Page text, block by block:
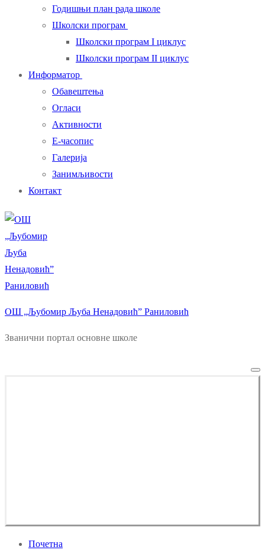
Годишњи план рада школе
Школски програм
Школски програм I циклус
Школски програм II циклус
Информатор
Обавештења
Огласи
Активности
Е-часопис
Галерија
Занимљивости
Контакт
ОШ „Љубомир Љуба Ненадовић” Раниловић
Званични портал основне школе
Почетна